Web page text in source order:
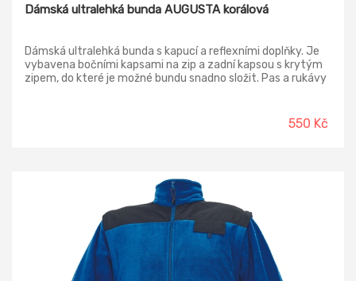
Dámská ultralehká bunda AUGUSTA korálová
Dámská ultralehká bunda s kapucí a reflexními doplňky. Je
vybavena bočními kapsami na zip a zadní kapsou s krytým
zipem, do které je možné bundu snadno složit. Pas a rukávy
úpravou. Praním dochází k postupné ztrátě účinnosti550 Kč